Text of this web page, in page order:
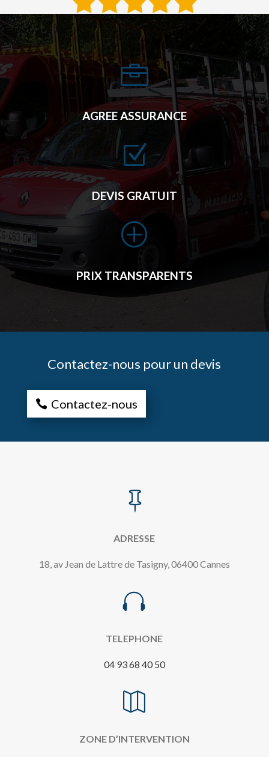

AGREE ASSURANCE
Z
DEVIS GRATUIT
P
PRIX TRANSPARENTS
Contactez-nous pour un devis
Contactez-nous

ADRESSE
18, av Jean de Lattre de Tasigny, 06400 Cannes

TELEPHONE
04 93 68 40 50

ZONE D’INTERVENTION